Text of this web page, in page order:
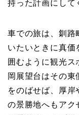
持った計画にして
車での旅は、釧路
いたいときに真価
囲むように観光ス
岡展望台はその東
をのばせば、厚
の景勝地へもアク